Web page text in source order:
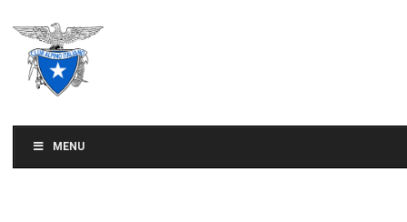
MENU